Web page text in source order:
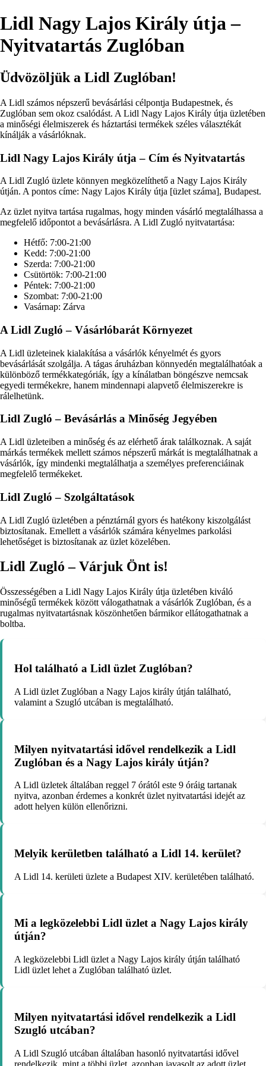
Lidl Nagy Lajos Király útja –
Nyitvatartás Zuglóban
Üdvözöljük a Lidl Zuglóban!
A Lidl számos népszerű bevásárlási célpontja Budapestnek, és
Zuglóban sem okoz csalódást. A Lidl Nagy Lajos Király útja üzletében
a minőségi élelmiszerek és háztartási termékek széles választékát
kínálják a vásárlóknak.
Lidl Nagy Lajos Király útja – Cím és Nyitvatartás
A Lidl Zugló üzlete könnyen megközelíthető a Nagy Lajos Király
útján. A pontos címe: Nagy Lajos Király útja [üzlet száma], Budapest.
Az üzlet nyitva tartása rugalmas, hogy minden vásárló megtalálhassa a
megfelelő időpontot a bevásárlásra. A Lidl Zugló nyitvatartása:
Hétfő: 7:00-21:00
Kedd: 7:00-21:00
Szerda: 7:00-21:00
Csütörtök: 7:00-21:00
Péntek: 7:00-21:00
Szombat: 7:00-21:00
Vasárnap: Zárva
A Lidl Zugló – Vásárlóbarát Környezet
A Lidl üzleteinek kialakítása a vásárlók kényelmét és gyors
bevásárlását szolgálja. A tágas áruházban könnyedén megtalálhatóak a
különböző termékkategóriák, így a kínálatban böngészve nemcsak
egyedi termékekre, hanem mindennapi alapvető élelmiszerekre is
rálelhetünk.
Lidl Zugló – Bevásárlás a Minőség Jegyében
A Lidl üzleteiben a minőség és az elérhető árak találkoznak. A saját
márkás termékek mellett számos népszerű márkát is megtalálhatnak a
vásárlók, így mindenki megtalálhatja a személyes preferenciáinak
megfelelő termékeket.
Lidl Zugló – Szolgáltatások
A Lidl Zugló üzletében a pénztárnál gyors és hatékony kiszolgálást
biztosítanak. Emellett a vásárlók számára kényelmes parkolási
lehetőséget is biztosítanak az üzlet közelében.
Lidl Zugló – Várjuk Önt is!
Összességében a Lidl Nagy Lajos Király útja üzletében kiváló
minőségű termékek között válogathatnak a vásárlók Zuglóban, és a
rugalmas nyitvatartásnak köszönhetően bármikor ellátogathatnak a
boltba.
Hol található a Lidl üzlet Zuglóban?
A Lidl üzlet Zuglóban a Nagy Lajos király útján található,
valamint a Szugló utcában is megtalálható.
Milyen nyitvatartási idővel rendelkezik a Lidl
Zuglóban és a Nagy Lajos király útján?
A Lidl üzletek általában reggel 7 órától este 9 óráig tartanak
nyitva, azonban érdemes a konkrét üzlet nyitvatartási idejét az
adott helyen külön ellenőrizni.
Melyik kerületben található a Lidl 14. kerület?
A Lidl 14. kerületi üzlete a Budapest XIV. kerületében található.
Mi a legközelebbi Lidl üzlet a Nagy Lajos király
útján?
A legközelebbi Lidl üzlet a Nagy Lajos király útján található
Lidl üzlet lehet a Zuglóban található üzlet.
Milyen nyitvatartási idővel rendelkezik a Lidl
Szugló utcában?
A Lidl Szugló utcában általában hasonló nyitvatartási idővel
rendelkezik, mint a többi üzlet, azonban javasolt az adott üzlet